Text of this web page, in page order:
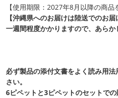
【使用期限：2027年8月以降の商品
【沖縄県へのお届けは陸送でのお
一週間程度かかりますので、あらか
必ず製品の添付文書をよく読み用
さい。
6ピペットと3ピペットのセットで